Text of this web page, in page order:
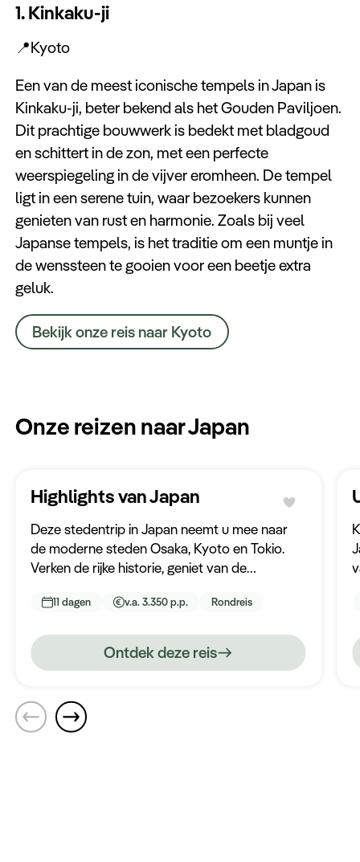
1. Kinkaku-ji
📍Kyoto
Een van de meest iconische tempels in Japan is
Kinkaku-ji, beter bekend als het Gouden Paviljoen.
Dit prachtige bouwwerk is bedekt met bladgoud
en schittert in de zon, met een perfecte
weerspiegeling in de vijver eromheen. De tempel
ligt in een serene tuin, waar bezoekers kunnen
genieten van rust en harmonie. Zoals bij veel
Japanse tempels, is het traditie om een muntje in
de wenssteen te gooien voor een beetje extra
geluk.
Bekijk onze reis naar Kyoto
Onze reizen naar Japan
Highlights van Japan
Deze stedentrip in Japan neemt u mee naar
de moderne steden Osaka, Kyoto en Tokio.
Verken de rijke historie, geniet van de
moderne leven van deze indrukwekkende
11 dagen v.a. 3.350 p.p. Rondreis
Ontdek deze reis